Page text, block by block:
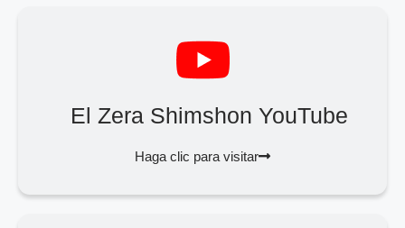
El Zera Shimshon YouTube
Haga clic para visitar